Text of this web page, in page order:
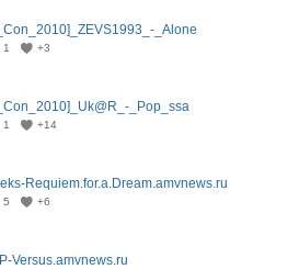
_Alone
1 +3
_Pop_ssa
1 +14
Requiem.for.a.Dream.amvnews.ru
5 +6
Versus.amvnews.ru